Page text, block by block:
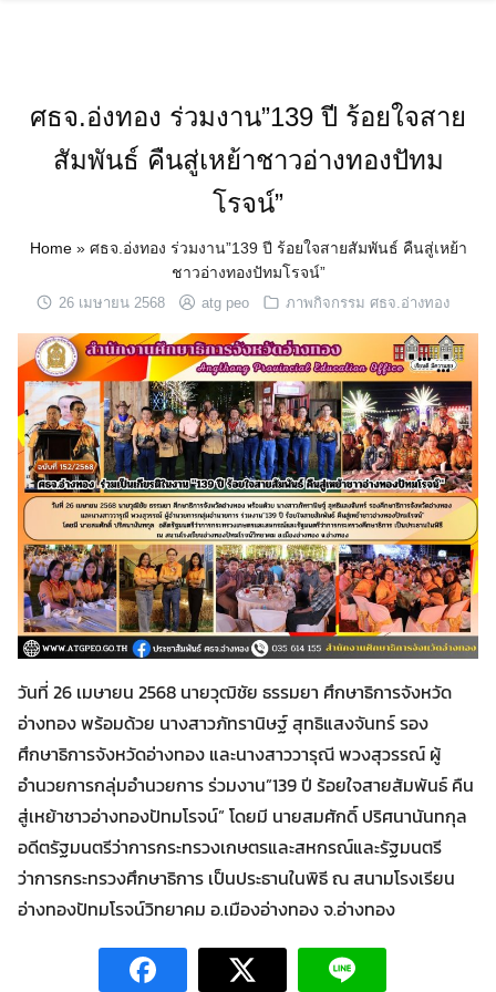
Search
for:
ศธจ.อ่งทอง ร่วมงาน”139 ปี ร้อยใจสาย
สัมพันธ์ คืนสู่เหย้าชาวอ่างทองปัทม
โรจน์”
Home» ศธจ.อ่งทอง ร่วมงาน”139 ปี ร้อยใจสายสัมพันธ์ คืนสู่เหย้า
ชาวอ่างทองปัทมโรจน์”
26 เมษายน 2568 atg peo ภาพกิจกรรม ศธจ.อ่างทอง
วันที่ 26 เมษายน 2568 นายวุฒิชัย ธรรมยา ศึกษาธิการจังหวัด
อ่างทอง พร้อมด้วย นางสาวภัทรานิษฐ์ สุทธิแสงจันทร์ รอง
ศึกษาธิการจังหวัดอ่างทอง และนางสาววารุณี พวงสุวรรณ์ ผู้
อำนวยการกลุ่มอำนวยการ ร่วมงาน”139 ปี ร้อยใจสายสัมพันธ์ คืน
สู่เหย้าชาวอ่างทองปัทมโรจน์” โดยมี นายสมศักดิ์ ปริศนานันทกุล
อดีตรัฐมนตรีว่าการกระทรวงเกษตรและสหกรณ์และรัฐมนตรี
ว่าการกระทรวงศึกษาธิการ เป็นประธานในพิธี ณ สนามโรงเรียน
อ่างทองปัทมโรจน์วิทยาคม อ.เมืองอ่างทอง จ.อ่างทอง